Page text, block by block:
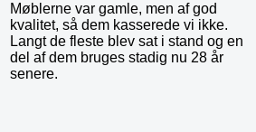
Møblerne var gamle, men af god
kvalitet, så dem kasserede vi ikke.
Langt de fleste blev sat i stand og en
del af dem bruges stadig nu 28 år
senere.